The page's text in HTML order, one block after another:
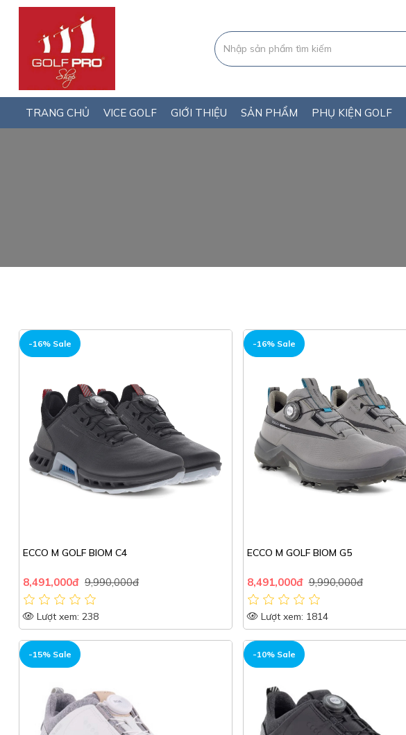
TRANG CHỦ VICE GOLF GIỚI THIỆU SẢN PHẨM PHỤ KIỆN GOLF
-16% Sale
ECCO M GOLF BIOM C4
8,491,000đ 9,990,000đ
Lượt xem: 238
-16% Sale
ECCO M GOLF BIOM G5
8,491,000đ 9,990,000đ
Lượt xem: 1814
-15% Sale -10% Sale